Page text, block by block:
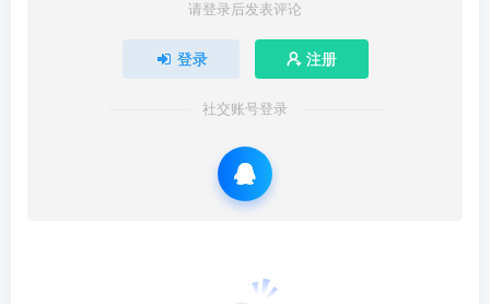
请登录后发表评论
登录 注册
社交账号登录